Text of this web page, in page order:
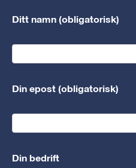
Ditt namn (obligatorisk)
Din epost (obligatorisk)
Din bedrift